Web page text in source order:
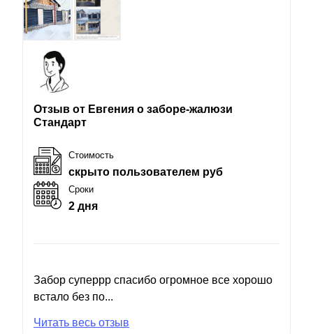
Отзыв от Евгения о заборе-жалюзи
Стандарт
Стоимость
скрыто пользователем руб
Сроки
2 дня
Забор суперрр спасибо огромное все хорошо
встало без по...
Читать весь отзыв